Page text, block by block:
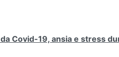
Covid-19, ansia e stress